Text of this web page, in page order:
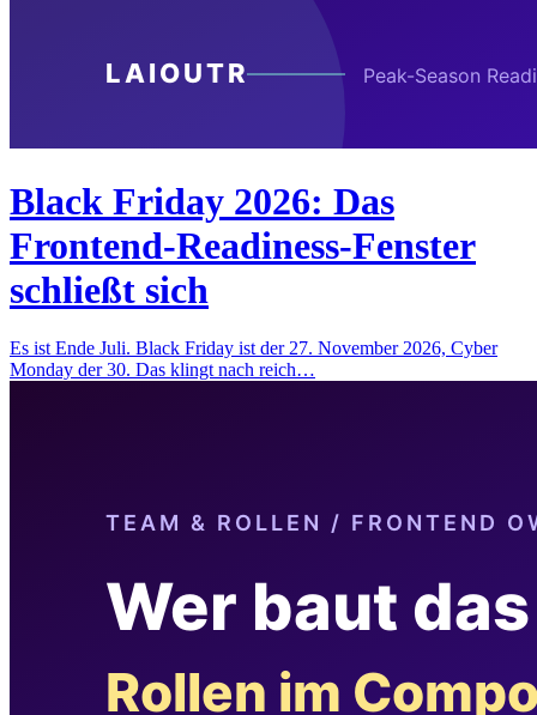
Black Friday 2026: Das
Frontend-Readiness-Fenster
schließt sich
Es ist Ende Juli. Black Friday ist der 27. November 2026, Cyber
Monday der 30. Das klingt nach reich…